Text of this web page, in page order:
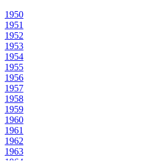
1950
1951
1952
1953
1954
1955
1956
1957
1958
1959
1960
1961
1962
1963
1964